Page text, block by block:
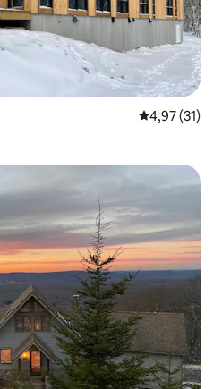
Średnia
4,97 (31)
Wybór gości